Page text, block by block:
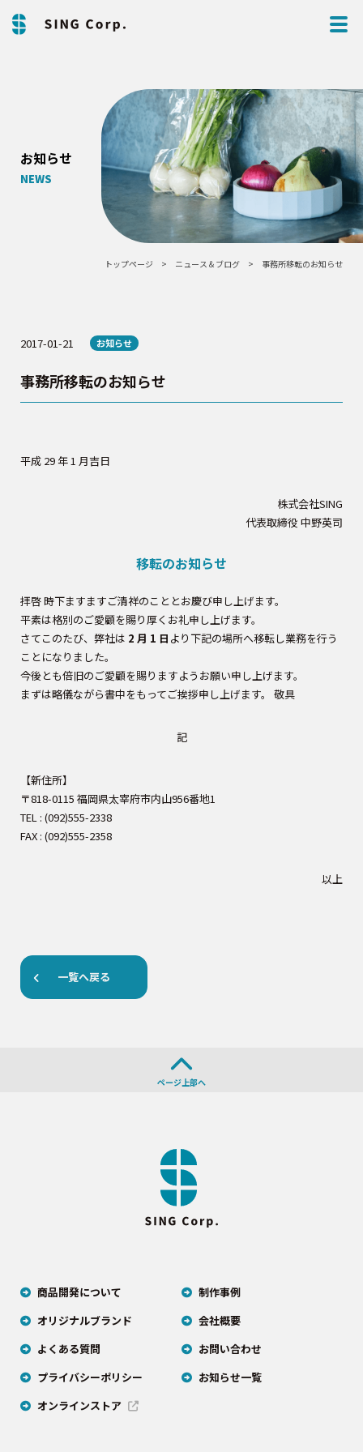
お知らせ
NEWS
トップページ ニュース＆ブログ 事務所移転のお知らせ
2017-01-21 お知らせ
事務所移転のお知らせ
平成 29 年 1 月吉日
株式会社SING
代表取締役 中野英司
移転のお知らせ
拝啓 時下ますますご清祥のこととお慶び申し上げます。
平素は格別のご愛顧を賜り厚くお礼申し上げます。
さてこのたび、弊社は 2 月 1 日 より下記の場所へ移転し業務を行う
ことになりました。
今後とも倍旧のご愛顧を賜りますようお願い申し上げます。
まずは略儀ながら書中をもってご挨拶申し上げます。 敬具
記
【新住所】
〒818-0115 福岡県太宰府市内山956番地1
TEL : (092)555-2338
FAX : (092)555-2358
以上
一覧へ戻る
ページ上部へ
商品開発について
制作事例
オリジナルブランド
会社概要
よくある質問
お問い合わせ
プライバシーポリシー
お知らせ一覧
オンラインストア